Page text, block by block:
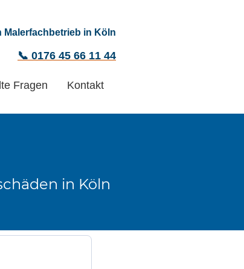
Malerfachbetrieb in Köln
📞 0176 45 66 11 44
Fragen Kontakt
in Köln